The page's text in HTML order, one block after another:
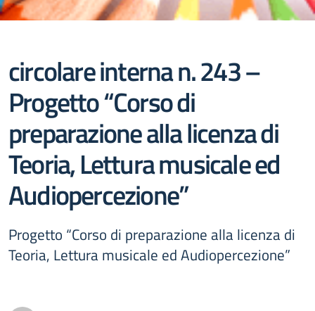
circolare interna n. 243 –
Progetto “Corso di
preparazione alla licenza di
Teoria, Lettura musicale ed
Audiopercezione”
Progetto “Corso di preparazione alla licenza di
Teoria, Lettura musicale ed Audiopercezione”